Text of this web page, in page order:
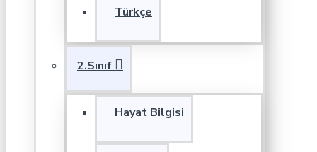
Türkçe
2.Sınıf
Hayat Bilgisi